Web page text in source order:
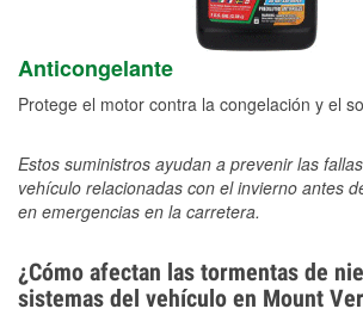
Anticongelante
Protege el motor contra la congelación y el
Estos suministros ayudan a prevenir las
vehículo relacionadas con el invierno antes
en emergencias en la carretera.
¿Cómo afectan las tormentas de
sistemas del vehículo en Mount